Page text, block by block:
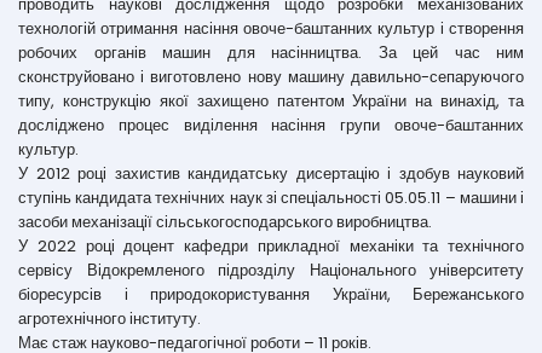
технологій отримання насіння овоче-баштанних культур і створення
робочих органів машин для насінництва. За цей час ним
сконструйовано і виготовлено нову машину давильно-сепаруючого
типу, конструкцію якої захищено патентом України на винахід, та
досліджено процес виділення насіння групи овоче-баштанних
культур.
У 2012 році захистив кандидатську дисертацію і здобув науковий
ступінь кандидата технічних наук зі спеціальності 05.05.11 – машини і
засоби механізації сільськогосподарського виробництва.
У 2022 році доцент кафедри прикладної механіки та технічного
сервісу Відокремленого підрозділу Національного університету
біоресурсів і природокористування України, Бережанського
агротехнічного інституту.
Має стаж науково-педагогічної роботи – 11 років.